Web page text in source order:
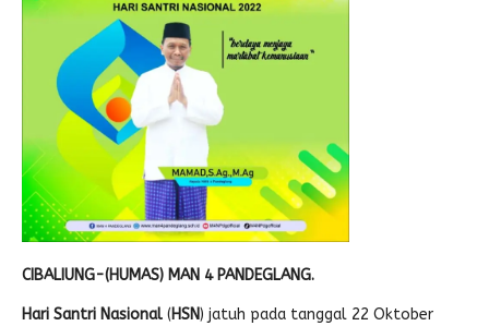
Pengembalian Mandiri
LINK LITERATUR
Kitab Asli
Pustaka Lajnah
Pustaka Islam
Cari Hadits
CIBALIUNG-(HUMAS) MAN 4 PANDEGLANG.
Hari Santri Nasional (HSN) jatuh pada tanggal 22 Oktober